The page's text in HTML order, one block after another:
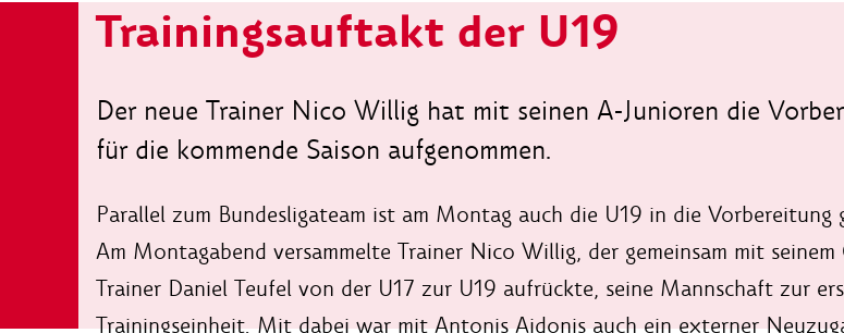
Trainingsauftakt der U19
Der neue Trainer Nico Willig hat mit seinen A-Junioren die
für die kommende Saison aufgenommen.
Parallel zum Bundesligateam ist am Montag auch die U19 in die Vorbereitung
Am Montagabend versammelte Trainer Nico Willig, der gemeinsam mit seinem
Trainer Daniel Teufel von der U17 zur U19 aufrückte, seine Mannschaft zur
Trainingseinheit. Mit dabei war mit Antonis Aidonis auch ein externer